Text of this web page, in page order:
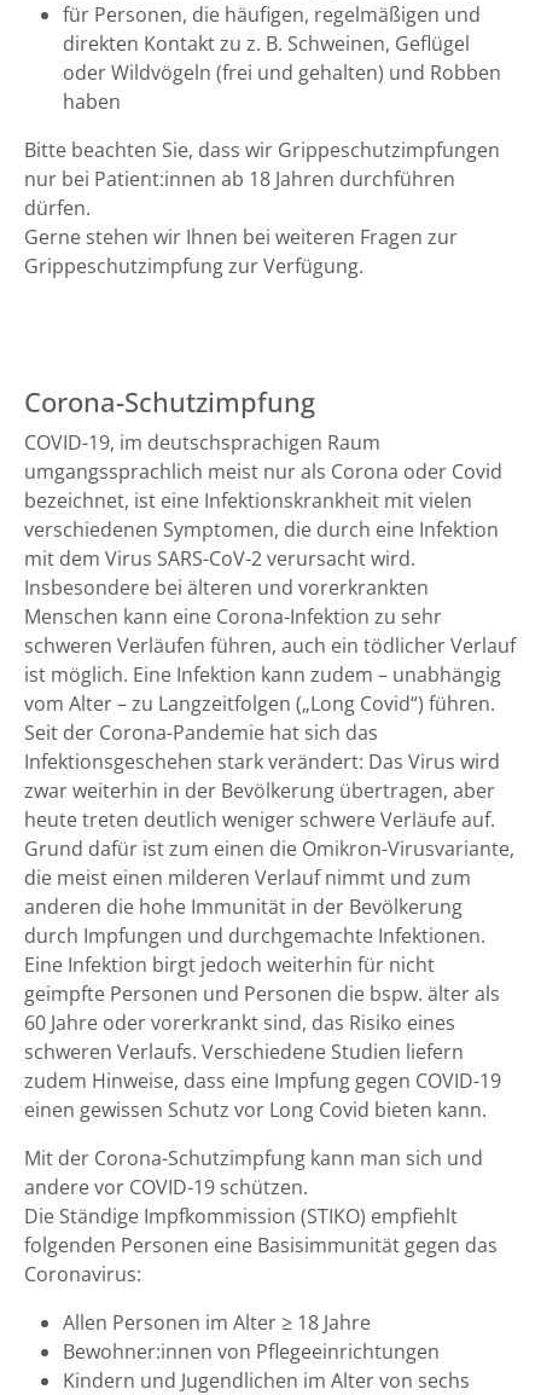
für Personen, die häufigen, regelmäßigen und
direkten Kontakt zu z. B. Schweinen, Geflügel
oder Wildvögeln (frei und gehalten) und Robben
haben
Bitte beachten Sie, dass wir Grippeschutzimpfungen
nur bei Patient:innen ab 18 Jahren durchführen
dürfen.
Gerne stehen wir Ihnen bei weiteren Fragen zur
Grippeschutzimpfung zur Verfügung.
Corona-Schutzimpfung
COVID-19, im deutschsprachigen Raum
umgangssprachlich meist nur als Corona oder Covid
bezeichnet, ist eine Infektionskrankheit mit vielen
verschiedenen Symptomen, die durch eine Infektion
mit dem Virus SARS-CoV-2 verursacht wird.
Insbesondere bei älteren und vorerkrankten
Menschen kann eine Corona-Infektion zu sehr
schweren Verläufen führen, auch ein tödlicher Verlauf
ist möglich. Eine Infektion kann zudem – unabhängig
vom Alter – zu Langzeitfolgen („Long Covid“) führen.
Seit der Corona-Pandemie hat sich das
Infektionsgeschehen stark verändert: Das Virus wird
zwar weiterhin in der Bevölkerung übertragen, aber
heute treten deutlich weniger schwere Verläufe auf.
Grund dafür ist zum einen die Omikron-Virusvariante,
die meist einen milderen Verlauf nimmt und zum
anderen die hohe Immunität in der Bevölkerung
durch Impfungen und durchgemachte Infektionen.
Eine Infektion birgt jedoch weiterhin für nicht
geimpfte Personen und Personen die bspw. älter als
60 Jahre oder vorerkrankt sind, das Risiko eines
schweren Verlaufs. Verschiedene Studien liefern
zudem Hinweise, dass eine Impfung gegen COVID-19
einen gewissen Schutz vor Long Covid bieten kann.
Mit der Corona-Schutzimpfung kann man sich und
andere vor COVID-19 schützen.
Die Ständige Impfkommission (STIKO) empfiehlt
folgenden Personen eine Basisimmunität gegen das
Coronavirus:
Allen Personen im Alter ≥ 18 Jahre
Bewohner:innen von Pflegeeinrichtungen
Kindern und Jugendlichen im Alter von sechs